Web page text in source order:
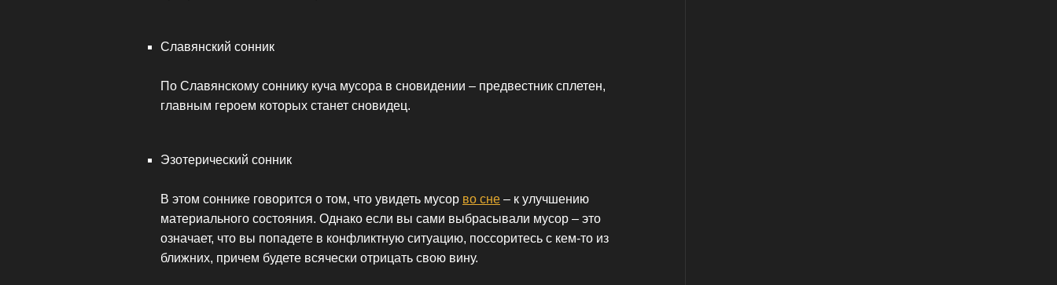
Славянский сонник
По Славянскому соннику куча мусора в сновидении – предвестник сплетен,
главным героем которых станет сновидец.
Эзотерический сонник
В этом соннике говорится о том, что увидеть мусор во сне – к улучшению
материального состояния. Однако если вы сами выбрасывали мусор – это
означает, что вы попадете в конфликтную ситуацию, поссоритесь с кем-то из
ближних, причем будете всячески отрицать свою вину.